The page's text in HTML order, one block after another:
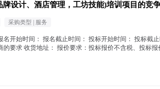
牌设计、酒店管理，工坊技能)培训项目的竞
采购类型 | 服务
名开始时间： 报名截止时间： 投标开始时间： 投标截
要求 收货地址： 报价要求：投标报价不含税、投标